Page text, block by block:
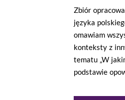
Zbiór
języka
omawiam
konteksty z
tematu „W
podstawie